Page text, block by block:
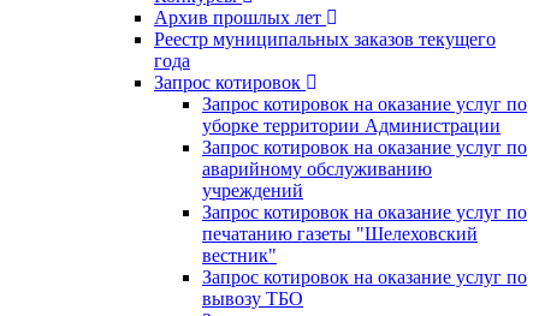
Архив прошлых лет
Реестр муниципальных заказов текущего
года
Запрос котировок
Запрос котировок на оказание услуг по
уборке территории Администрации
Запрос котировок на оказание услуг по
аварийному обслуживанию
учреждений
Запрос котировок на оказание услуг по
печатанию газеты "Шелеховский
вестник"
Запрос котировок на оказание услуг по
вывозу ТБО